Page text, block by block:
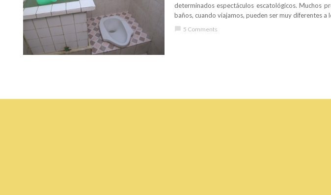
determinados espectáculos escatológicos. Muchos
baños, cuando viajamos, pueden ser muy diferentes a
chat_bubble 5 Comments